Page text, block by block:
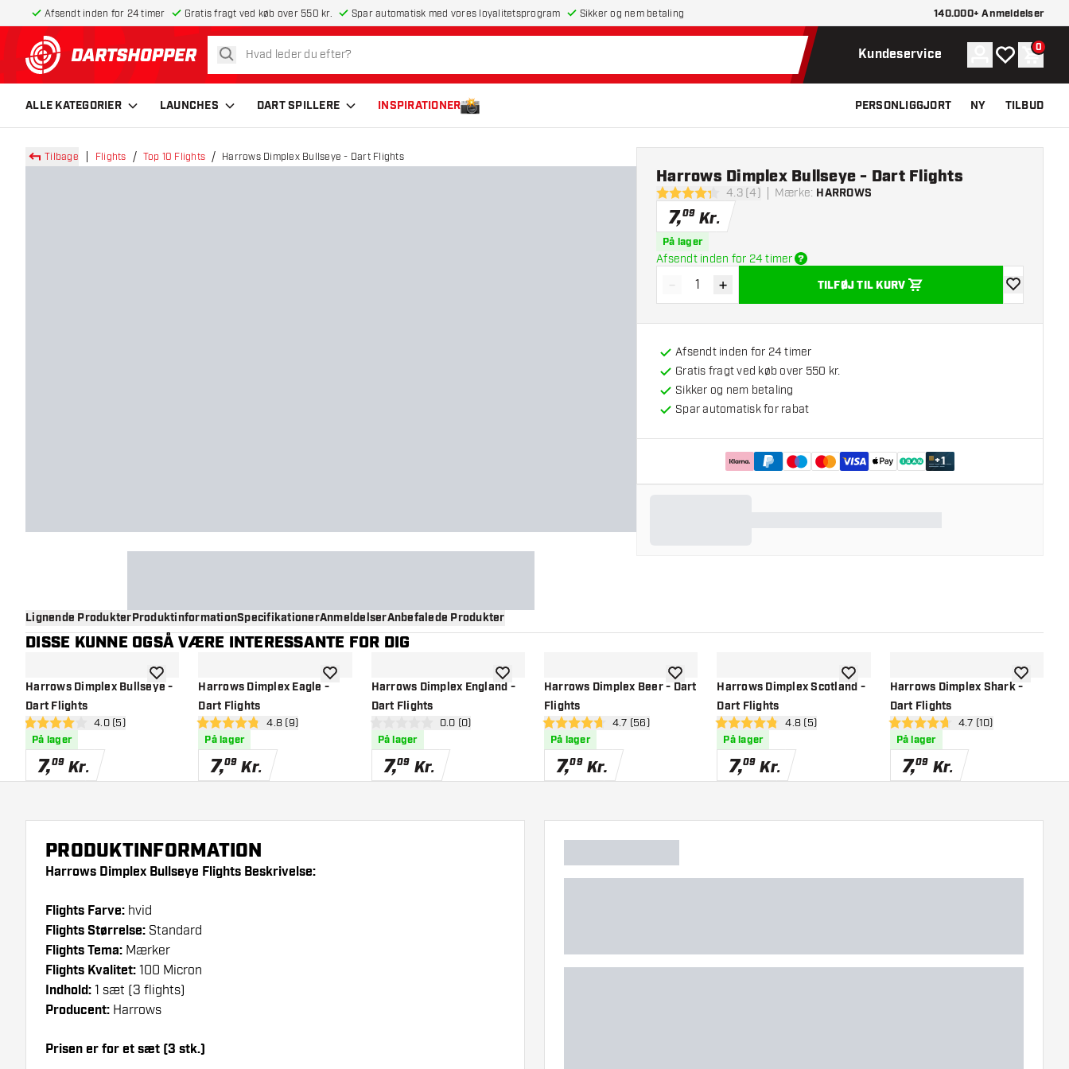
Afsendt inden for 24 timer Gratis fragt ved køb over 550 kr. Spar automatisk med vores loyalitetsprogram Sikker og nem betaling 140.000+ Anmeldelser
tilbage til forsiden
søg Kundeservice Konto
Min 0
ALLE KATEGORIER LAUNCHES DART SPILLERE INSPIRATIONER PERSONLIGGJORT NY TILBUD
Tilbage Flights Top 10 Flights Harrows Dimplex Bullseye - Dart Flights
4.3 bedømmelsesstjerner
4.3 (4) Mærke: HARROWS
Harrows Dimplex Bullseye - Dart Flights
7,09 Kr.
På lager
Afsendt inden for 24 timer
Reducér antal
- Øg antal
+ TILFØJ TIL KURV
tilføje til
Afsendt inden for 24 timer
Gratis fragt ved køb over 550 kr.
Sikker og nem betaling
Spar automatisk for rabat
+1
Lignende ProdukterProduktinformationSpecifikationerAnmeldelserAnbefalede Produkter
DISSE KUNNE OGSÅ VÆRE INTERESSANTE FOR DIG
Harrows Dimplex Bullseye -
Dart Flights
åbn anmeldelsespanel
4 bedømmelsesstjerner
4.0 (5)
På lager
7,09 Kr.
tilføje til ønskelisteHarrows Dimplex Eagle -
Dart Flights
åbn anmeldelsespanel
4.8 bedømmelsesstjerner
4.8 (9)
På lager
7,09 Kr.
tilføje til ønskelisteHarrows Dimplex England -
Dart Flights
åbn anmeldelsespanel
0 bedømmelsesstjerner
0.0 (0)
På lager
7,09 Kr.
tilføje til ønskelisteHarrows Dimplex Beer - Dart
Flights
åbn anmeldelsespanel
4.7 bedømmelsesstjerner
4.7 (56)
På lager
7,09 Kr.
tilføje til ønskelisteHarrows Dimplex Scotland -
Dart Flights
åbn anmeldelsespanel
4.8 bedømmelsesstjerner
4.8 (5)
På lager
7,09 Kr.
tilføje til ønskelisteHarrows Dimplex Shark -
Dart Flights
åbn
4.7 bedømmelsesstjerner
4.7 (10)
På lager
7,09 Kr.
tilføje til
PRODUKTINFORMATION
Harrows Dimplex Bullseye Flights Beskrivelse:
Flights Farve: hvid
Flights Størrelse: Standard
Flights Tema: Mærker
Flights Kvalitet: 100 Micron
Indhold: 1 sæt (3 flights)
Producent: Harrows
Prisen er for et sæt (3 stk.)